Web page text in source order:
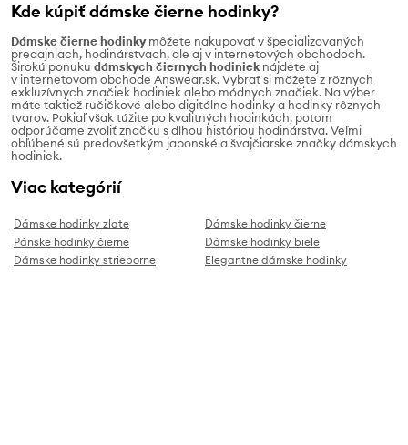
Kde kúpiť dámske čierne hodinky?
Dámske čierne hodinkymôžete nakupovať v špecializovaných
predajniach, hodinárstvach, ale aj v internetových obchodoch.
Širokú ponuku dámskych čiernych hodiniek nájdete aj
v internetovom obchode Answear.sk. Vybrať si môžete z rôznych
exkluzívnych značiek hodiniek alebo módnych značiek. Na výber
máte taktiež ručičkové alebo digitálne hodinky a hodinky rôznych
tvarov. Pokiaľ však túžite po kvalitných hodinkách, potom
odporúčame zvoliť značku s dlhou históriou hodinárstva. Veľmi
obľúbené sú predovšetkým japonské a švajčiarske značky dámskych
hodiniek.
Viac kategórií
Dámske hodinky zlate
Dámske hodinky čierne
Pánske hodinky čierne
Dámske hodinky biele
Dámske hodinky strieborne
Elegantne dámske hodinky